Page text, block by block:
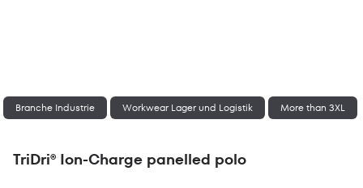
Branche Industrie Workwear Lager und Logistik More than 3XL
TriDri® Ion-Charge panelled polo